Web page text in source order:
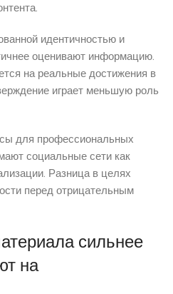
идентичностью и
оценивают информацию.
на реальные достижения в
играет меньшую роль
для профессиональных
социальные сети как
Разница в целях
перед отрицательным
сильнее
на